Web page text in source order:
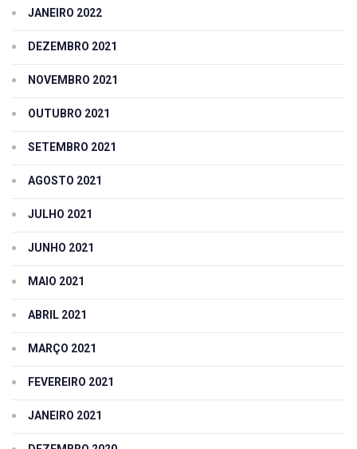
JANEIRO 2022
DEZEMBRO 2021
NOVEMBRO 2021
OUTUBRO 2021
SETEMBRO 2021
AGOSTO 2021
JULHO 2021
JUNHO 2021
MAIO 2021
ABRIL 2021
MARÇO 2021
FEVEREIRO 2021
JANEIRO 2021